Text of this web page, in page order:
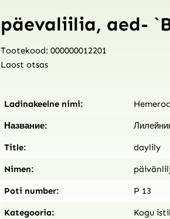
päevaliilia, aed-
Tootekood: 000000012201
Laost otsas
Ladinakeelne nimi:
Название:
Title: daylily
Nimen:
Poti number: P 13
Kategooria: Kogu